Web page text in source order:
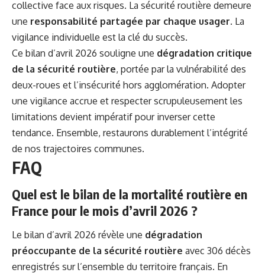
collective face aux risques. La sécurité routière demeure
une responsabilité partagée par chaque usager. La
vigilance individuelle est la clé du succès.
Ce bilan d’avril 2026 souligne une dégradation critique
de la sécurité routière, portée par la vulnérabilité des
deux-roues et l’insécurité hors agglomération. Adopter
une vigilance accrue et respecter scrupuleusement les
limitations devient impératif pour inverser cette
tendance. Ensemble, restaurons durablement l’intégrité
de nos trajectoires communes.
FAQ
Quel est le bilan de la mortalité routière en
France pour le mois d’avril 2026 ?
Le bilan d’avril 2026 révèle une dégradation
préoccupante de la sécurité routière avec 306 décès
enregistrés sur l’ensemble du territoire français. En